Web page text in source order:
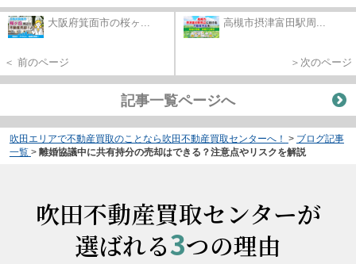
大阪府箕面市の桜ヶ...
＜ 前のページ
高槻市摂津富田駅周...
＞次のページ
記事一覧ページへ
吹田エリアで不動産買取のことなら吹田不動産買取センターへ！ > ブログ記事
一覧 > 離婚協議中に共有持分の売却はできる？注意点やリスクを解説
吹田不動産買取センターが
選ばれる3つの理由